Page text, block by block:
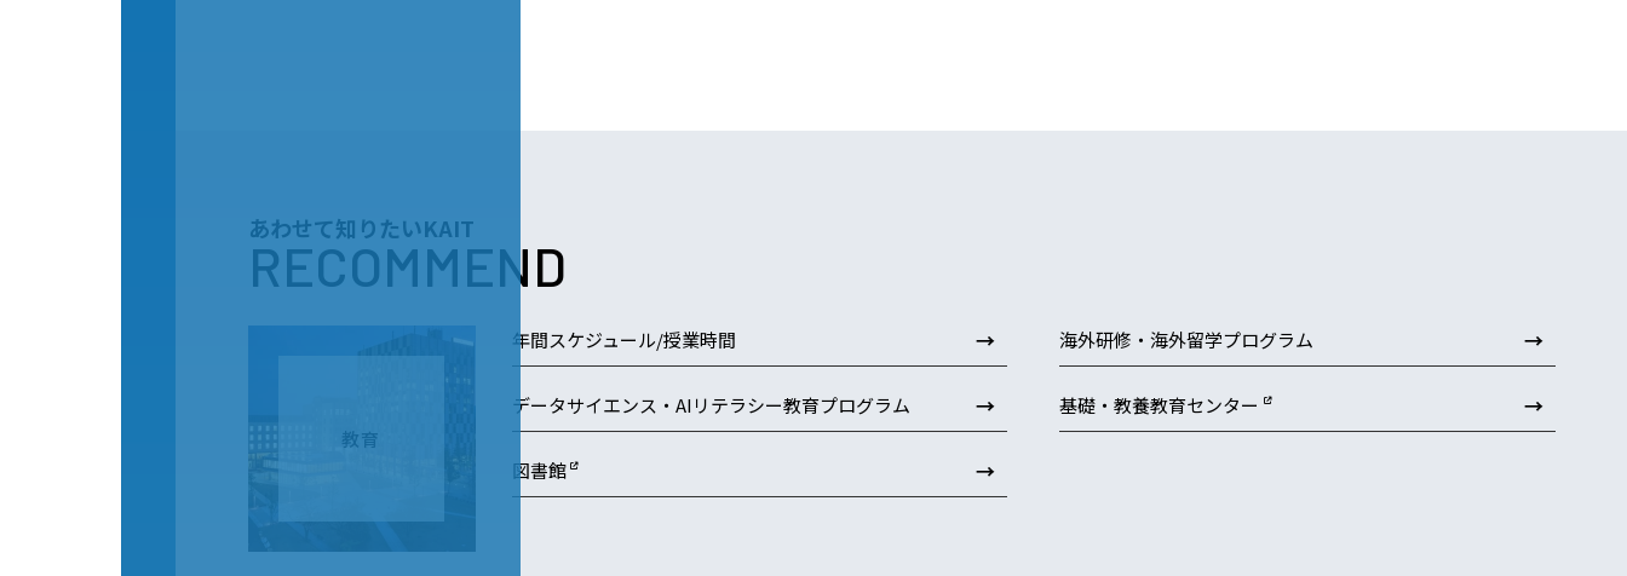
あわせて知りたいKAIT
RECOMMEND
教育
年間スケジュール/授業時間 → 海外研修・海外留学プログラム →
データサイエンス・AIリテラシー教育プログラム → 基礎・教養教育センター →
図書館 →